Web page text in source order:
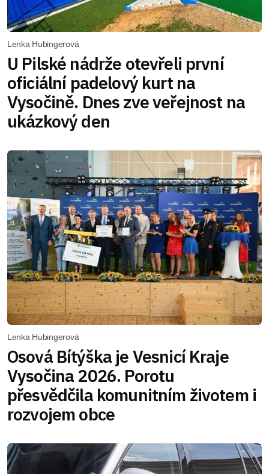
Lenka Hubingerová
U Pilské nádrže otevřeli první
oficiální padelový kurt na
Vysočině. Dnes zve veřejnost na
ukázkový den
Lenka Hubingerová
Osová Bítýška je Vesnicí Kraje
Vysočina 2026. Porotu
přesvědčila komunitním životem i
rozvojem obce